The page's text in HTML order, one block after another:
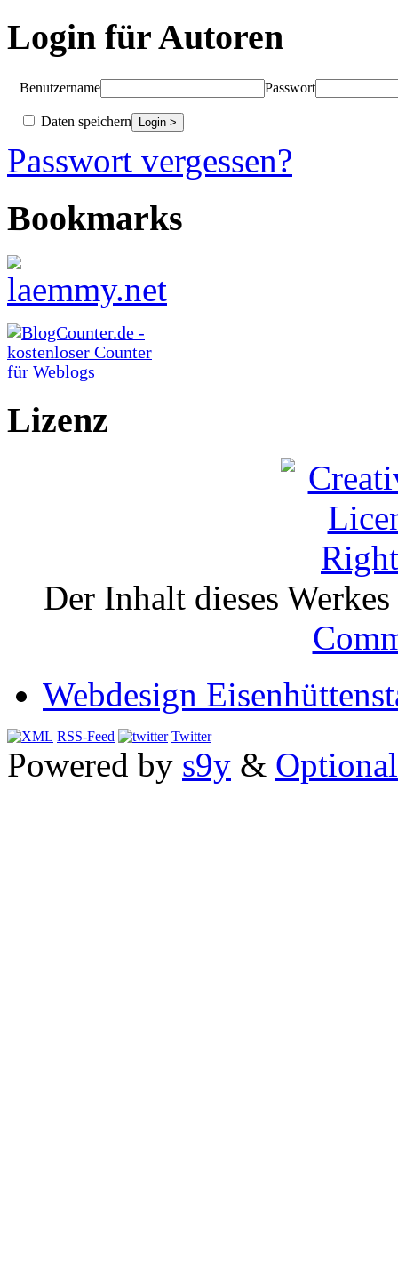
Login für Autoren
Benutzername Passwort
Daten speichern
Passwort vergessen?
Bookmarks
Lizenz
Der Inhalt dieses
Webdesign
RSS-Feed Twitter
Powered by s9y &